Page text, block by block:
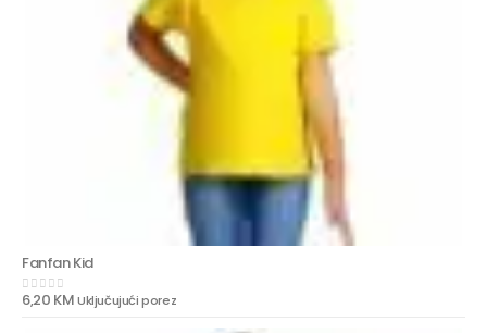
Fanfan Kid
0out of 5
6,20 KMUključujući porez